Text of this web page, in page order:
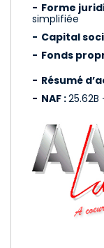
Forme
simplifiée
Capital
Fonds
Résumé
NAF :